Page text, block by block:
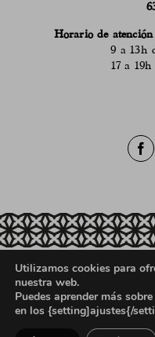
Horario de atención
9 a 13h
17 a
Política de ventas,
Aviso Legal
Registro Sanitario
Utilizamos cookies para
nuestra web.
Puedes aprender más
en los {setting]ajustes{/